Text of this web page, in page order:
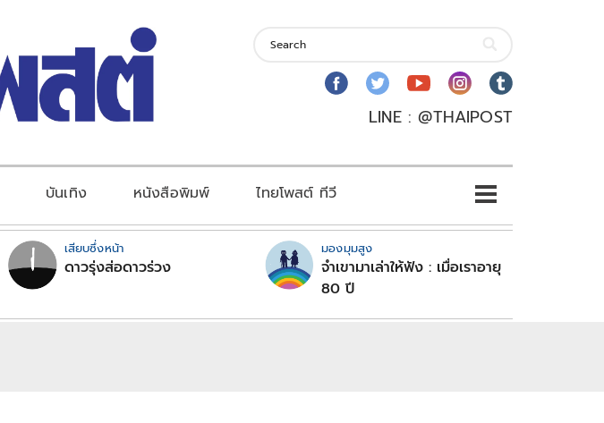
LINE : @THAIPOST
บันเทิง หนังสือพิมพ์ ไทยโพสต์ ทีวี
เสียบซึ่งหน้า
ดาวรุ่งส่อดาวร่วง
มองมุมสูง
จำเขามาเล่าให้ฟัง : เมื่อเราอายุ
80 ปี